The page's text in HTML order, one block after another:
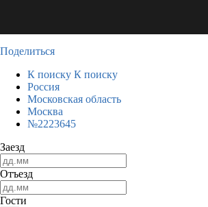
Поделиться
К поиску К поиску
Россия
Московская область
Москва
№2223645
Заезд
Отъезд
Гости